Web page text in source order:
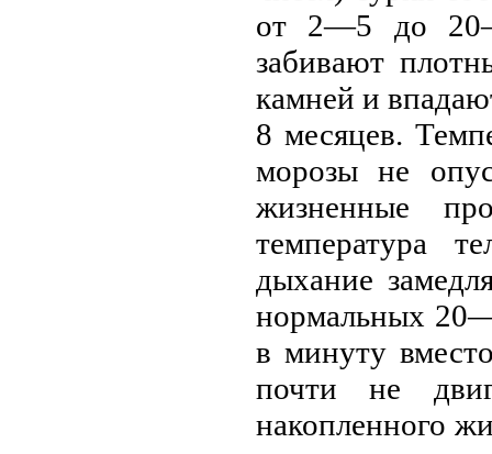
от 2—5 до
забивают
камней и
8 месяцев.
морозы не
жизненные
температура
дыхание
нормальных
в минуту
почти не
накопленного